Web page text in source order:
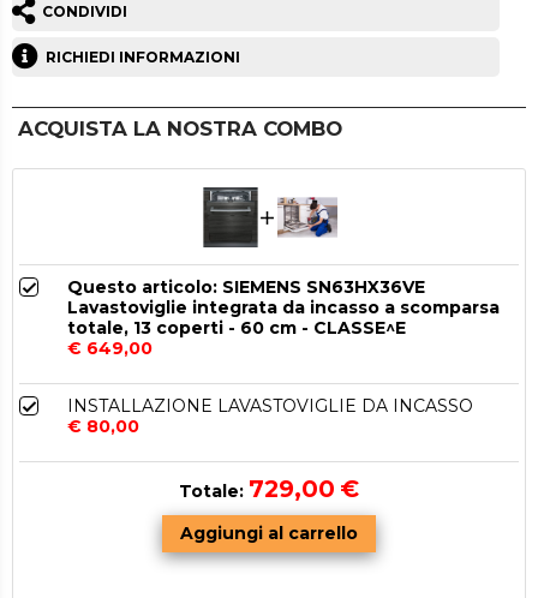
CONDIVIDI
RICHIEDI INFORMAZIONI
ACQUISTA LA NOSTRA COMBO
Questo articolo: SIEMENS SN63HX36VE
Lavastoviglie integrata da incasso a scomparsa
totale, 13 coperti - 60 cm - CLASSE^E
€ 649,00
INSTALLAZIONE LAVASTOVIGLIE DA INCASSO
€ 80,00
Totale: 729,00 €